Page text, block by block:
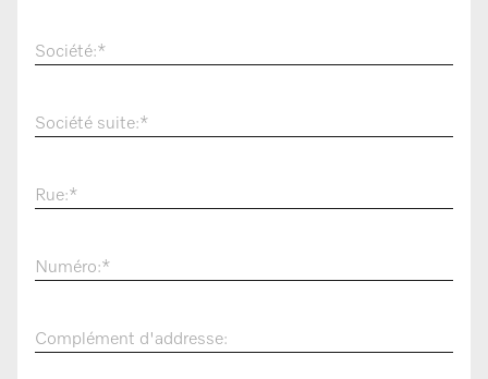
Société:*
Société suite:*
Rue:*
Numéro:*
Complément d'addresse: